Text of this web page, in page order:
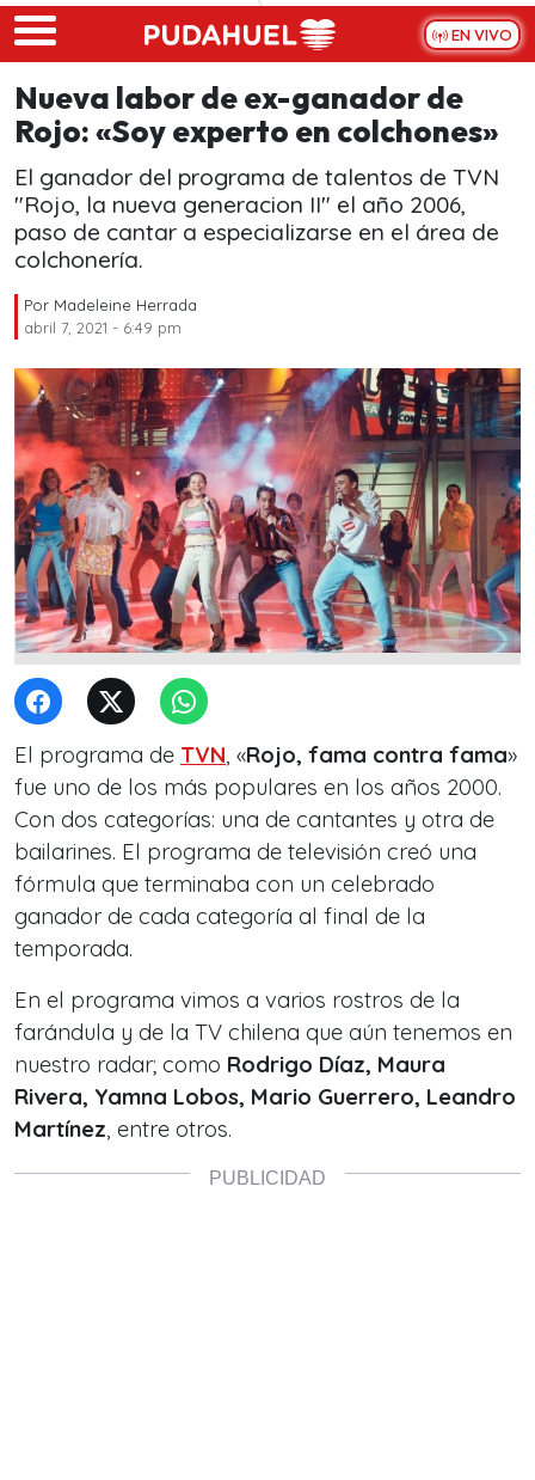
Skip to main content
EN VIVO
Nueva labor de ex-ganador de
Rojo: «Soy experto en colchones»
El ganador del programa de talentos de TVN
"Rojo, la nueva generacion II" el año 2006,
paso de cantar a especializarse en el área de
colchonería.
Por Madeleine Herrada
abril 7, 2021 - 6:49 pm
El programa de TVN, «Rojo, fama contra fama»
fue uno de los más populares en los años 2000.
Con dos categorías: una de cantantes y otra de
bailarines. El programa de televisión creó una
fórmula que terminaba con un celebrado
ganador de cada categoría al final de la
temporada.
En el programa vimos a varios rostros de la
farándula y de la TV chilena que aún tenemos en
nuestro radar; como Rodrigo Díaz, Maura
Rivera, Yamna Lobos, Mario Guerrero, Leandro
Martínez, entre otros.